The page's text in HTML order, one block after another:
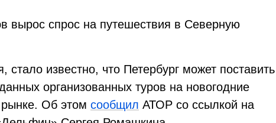
вырос спрос на путешествия в Северную
стало известно, что Петербург может поставить
организованных туров на новогодние
рынке. Об этом сообщил АТОР со ссылкой на